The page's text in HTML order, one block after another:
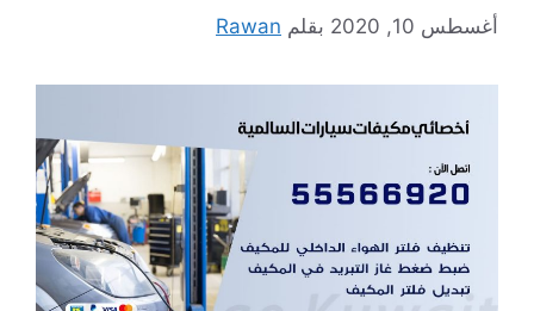
أغسطس 10, 2020 بقلم Rawan